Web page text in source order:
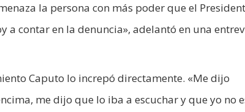
la persona con más poder que el
a contar en la denuncia», adelantó en una
Caputo lo increpó directamente. «Me dijo
me dijo que lo iba a escuchar y que yo no